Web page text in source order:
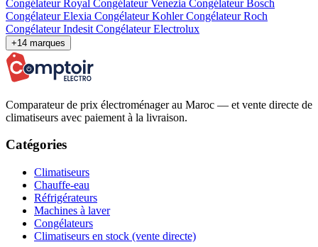
Congélateur Royal Congélateur Venezia Congélateur Bosch
Congélateur Elexia Congélateur KohlerCongélateur Roch
Congélateur Indesit Congélateur Electrolux
+14 marques
Comparateur de prix électroménager au Maroc — et vente directe de
climatiseurs avec paiement à la livraison.
Catégories
Climatiseurs
Chauffe-eau
Réfrigérateurs
Machines à laver
Congélateurs
Climatiseurs en stock (vente directe)